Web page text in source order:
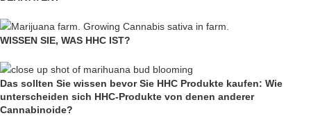
WISSEN SIE, WAS HHC IST?
Das sollten Sie wissen bevor Sie HHC Produkte kaufen: Wie
unterscheiden sich HHC-Produkte von denen anderer
Cannabinoide?